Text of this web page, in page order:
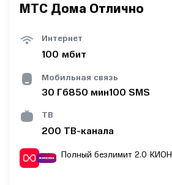
МТС Дома Отлично
Интернет
100 мбит
Мобильная связь
30 Гб850 мин100 SMS
ТВ
200 ТВ-канала
Полный безлимит 2.0 КИОН